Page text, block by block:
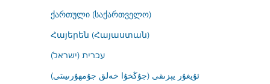
ქართული (საქართველო)
Հայերեն (Հայաստան)
עברית (ישראל)
ئۇيغۇر يېزىقى (جۇڭخۇا خەلق جۇمھۇرىيىتى)